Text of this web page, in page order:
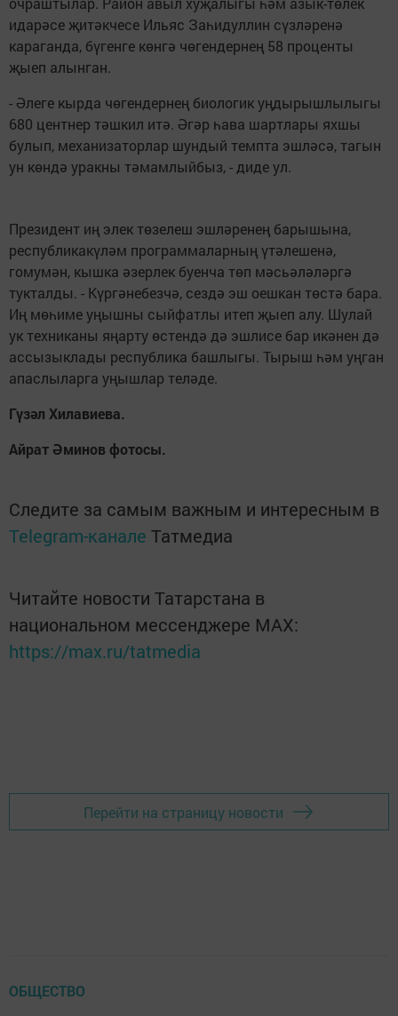
идарәсе җитәкчесе Ильяс Заһидуллин сүзләренә
караганда, бүгенге көнгә чөгендернең 58 проценты
җыеп алынган.
- Әлеге кырда чөгендернең биологик уңдырышлылыгы
680 центнер тәшкил итә. Әгәр һава шартлары яхшы
булып, механизаторлар шундый темпта эшләсә, тагын
ун көндә уракны тәмамлыйбыз, - диде ул.
Президент иң элек төзелеш эшләренең барышына,
республикакүләм программаларның үтәлешенә,
гомумән, кышка әзерлек буенча төп мәсьәләләргә
тукталды. - Күргәнебезчә, сездә эш оешкан төстә бара.
Иң мөһиме уңышны сыйфатлы итеп җыеп алу. Шулай
ук техниканы яңарту өстендә дә эшлисе бар икәнен дә
ассызыклады республика башлыгы. Тырыш һәм уңган
апаслыларга уңышлар теләде.
Гүзәл Хилавиева.
Айрат Әминов фотосы.
Следите за самым важным и интересным в
Telegram-канале Татмедиа
Читайте новости Татарстана в
национальном мессенджере MАХ:
https://max.ru/tatmedia
Перейти на страницу новости
ОБЩЕСТВО